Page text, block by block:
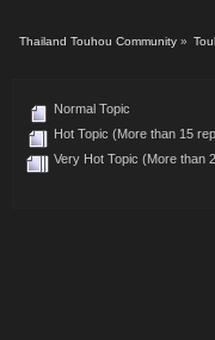
Thailand Touhou Community»
Normal Topic
Hot Topic (More than 15
Very Hot Topic (More than